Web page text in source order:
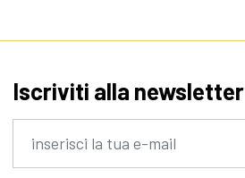
Iscriviti alla newsletter